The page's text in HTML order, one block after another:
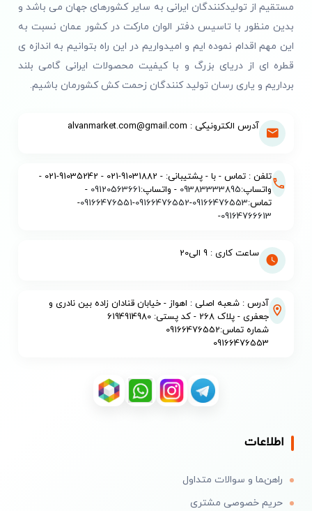
مستقیم از تولیدکنندگان ایرانی به سایر کشورهای جهان می باشد و
بدین منظور با تاسیس دفتر الوان مارکت در کشور عمان نسبت به
این مهم اقدام نموده ایم و امیدواریم در این راه بتوانیم به اندازه ی
قطره ای از دریای بزرگ و با کیفیت محصولات ایرانی گامی بلند
برداریم و یاری رسان تولید کنندگان زحمت کش کشورمان باشیم.
آدرس الکترونیکی : alvanmarket.com@gmail.com
تلفن : تماس - با - پشتیبانی: - 91031882-021 - 91035242-021 -
واتساپ:09383333895 - واتساپ:09120563661
-
تماس:09166476553
-
09166476552
-
09166476551
-
09164766613
-
ساعت کاری : 9 الی20
آدرس : شعبه اصلی : اهواز - خیابان قنادان زاده بین نادری و
جعفری - پلاک 268 - کد پستی: 6194914980
شماره تماس:09166476552
09166476553
اطلاعات
راهنما و سوالات متداول
حریم خصوصی مشتری